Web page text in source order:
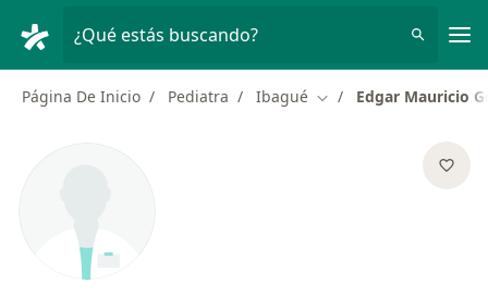
¿Qué estás buscando?
Página De Inicio Pediatra Ibagué Cambiar de ciudad
Edgar Mauricio